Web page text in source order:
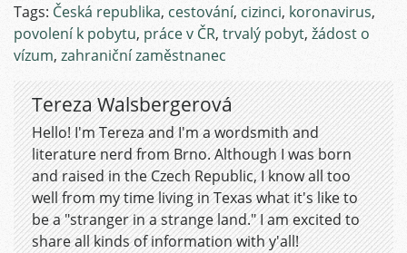
Tags: Česká republika, cestování, cizinci, koronavirus,
povolení k pobytu, práce v ČR, trvalý pobyt, žádost o
vízum, zahraniční zaměstnanec
Tereza Walsbergerová
Hello! I'm Tereza and I'm a wordsmith and
literature nerd from Brno. Although I was born
and raised in the Czech Republic, I know all too
well from my time living in Texas what it's like to
be a "stranger in a strange land." I am excited to
share all kinds of information with y'all!